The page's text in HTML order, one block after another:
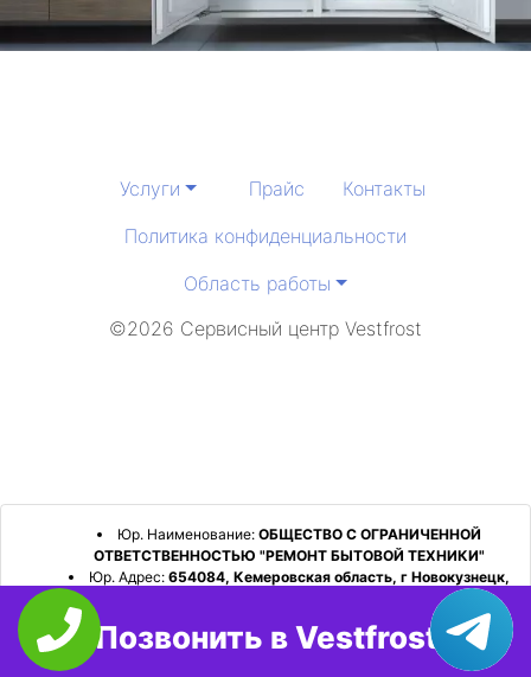
Услуги Прайс
Контакты
Политика конфиденциальности
Область работы
©2026 Сервисный центр Vestfrost
Юр. Наименование: ОБЩЕСТВО С ОГРАНИЧЕННОЙ
ОТВЕТСТВЕННОСТЬЮ "РЕМОНТ БЫТОВОЙ ТЕХНИКИ"
Юр. Адрес: 654084, Кемеровская область, г Новокузнецк,
р-н Орджоникидзевский, пр-кт Шахтеров, д. 31, кв. 2
ИНН:4253052180 ОГРН:1224200006128
Позвонить в Vestfrost